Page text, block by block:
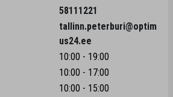
58111221
tallinn.peterburi@optim
us24.ee
10:00 - 19:00
10:00 - 17:00
10:00 - 15:00